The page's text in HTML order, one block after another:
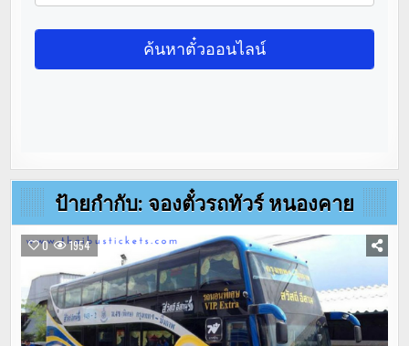
ป้ายกำกับ: จองตั๋วรถทัวร์ หนองคาย
0 1954